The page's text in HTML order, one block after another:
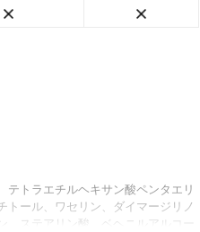
テトラエチルヘキサン酸ペンタエリ
トール、ワセリン、ダイマージリノ
、ステアリン酸、ベヘニルアルコー